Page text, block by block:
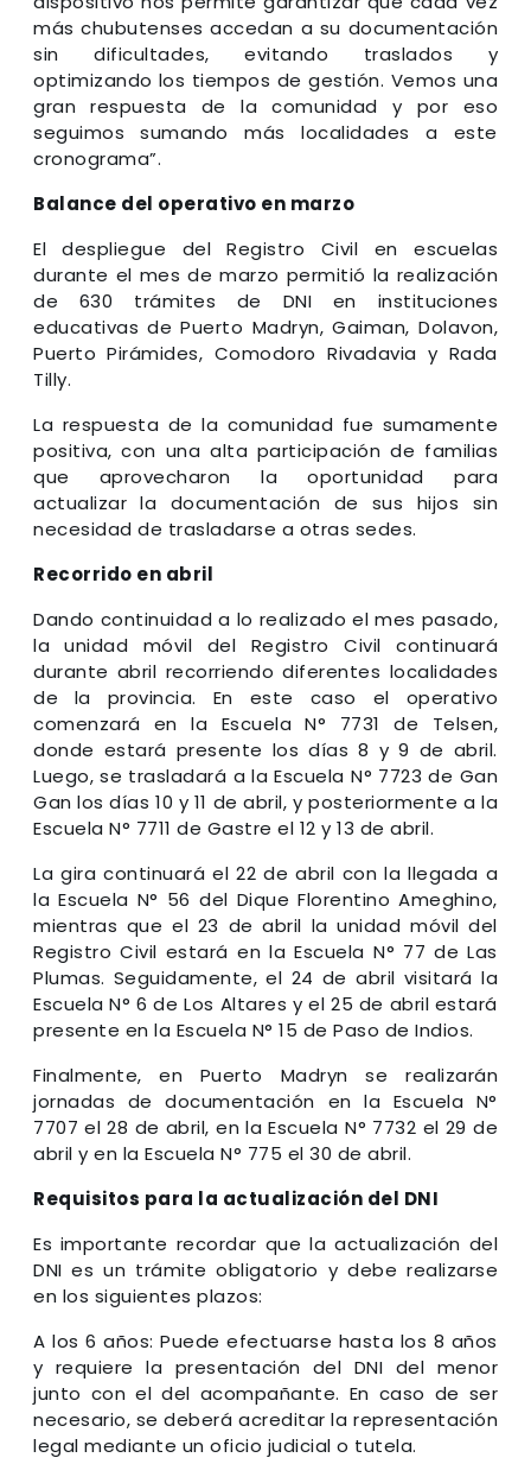
más chubutenses accedan a su documentación
sin dificultades, evitando traslados y
optimizando los tiempos de gestión. Vemos una
gran respuesta de la comunidad y por eso
seguimos sumando más localidades a este
cronograma”.
Balance del operativo en marzo
El despliegue del Registro Civil en escuelas
durante el mes de marzo permitió la realización
de 630 trámites de DNI en instituciones
educativas de Puerto Madryn, Gaiman, Dolavon,
Puerto Pirámides, Comodoro Rivadavia y Rada
Tilly.
La respuesta de la comunidad fue sumamente
positiva, con una alta participación de familias
que aprovecharon la oportunidad para
actualizar la documentación de sus hijos sin
necesidad de trasladarse a otras sedes.
Recorrido en abril
Dando continuidad a lo realizado el mes pasado,
la unidad móvil del Registro Civil continuará
durante abril recorriendo diferentes localidades
de la provincia. En este caso el operativo
comenzará en la Escuela N° 7731 de Telsen,
donde estará presente los días 8 y 9 de abril.
Luego, se trasladará a la Escuela N° 7723 de Gan
Gan los días 10 y 11 de abril, y posteriormente a la
Escuela N° 7711 de Gastre el 12 y 13 de abril.
La gira continuará el 22 de abril con la llegada a
la Escuela N° 56 del Dique Florentino Ameghino,
mientras que el 23 de abril la unidad móvil del
Registro Civil estará en la Escuela N° 77 de Las
Plumas. Seguidamente, el 24 de abril visitará la
Escuela N° 6 de Los Altares y el 25 de abril estará
presente en la Escuela N° 15 de Paso de Indios.
Finalmente, en Puerto Madryn se realizarán
jornadas de documentación en la Escuela N°
7707 el 28 de abril, en la Escuela N° 7732 el 29 de
abril y en la Escuela N° 775 el 30 de abril.
Requisitos para la actualización del DNI
Es importante recordar que la actualización del
DNI es un trámite obligatorio y debe realizarse
en los siguientes plazos:
A los 6 años: Puede efectuarse hasta los 8 años
y requiere la presentación del DNI del menor
junto con el del acompañante. En caso de ser
necesario, se deberá acreditar la representación
legal mediante un oficio judicial o tutela.